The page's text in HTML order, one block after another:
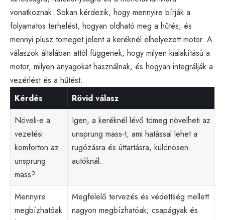
vonatkoznak. Sokan kérdezik, hogy mennyire bírják a
folyamatos terhelést, hogyan oldható meg a hűtés, és
mennyi plusz tömeget jelent a keréknél elhelyezett motor. A
válaszok általában attól függenek, hogy milyen kialakítású a
motor, milyen anyagokat használnak, és hogyan integrálják a
vezérlést és a hűtést.
Kérdés
Rövid válasz
Növeli-e a
vezetési
komforton az
unsprung
mass?
Igen, a keréknél lévő tömeg növelheti az
unsprung mass-t, ami hatással lehet a
rugózásra és úttartásra, különösen
autóknál.
Mennyire
megbízhatóak
Megfelelő tervezés és védettség mellett
nagyon megbízhatóak; csapágyak és